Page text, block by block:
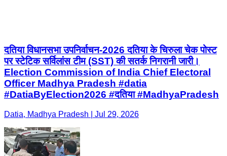
दतिया विधानसभा उपनिर्वाचन-2026 दतिया के चिरुला चेक पोस्ट
पर स्टेटिक सर्विलांस टीम (SST) की सतर्क निगरानी जारी।
Election Commission of India Chief Electoral
Officer Madhya Pradesh #datia
#DatiaByElection2026 #दतिया #MadhyaPradesh
Datia, Madhya Pradesh | Jul 29, 2026